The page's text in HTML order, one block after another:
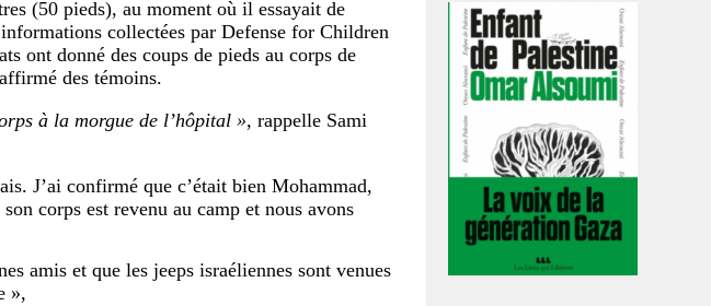
(50 pieds), au moment où il essayait de
collectées par Defense for Children
ont donné des coups de pieds au corps de
des témoins.
à la morgue de l’hôpital », rappelle Sami
J’ai confirmé que c’était bien Mohammad,
corps est revenu au camp et nous avons
amis et que les jeeps israéliennes sont venues
»,